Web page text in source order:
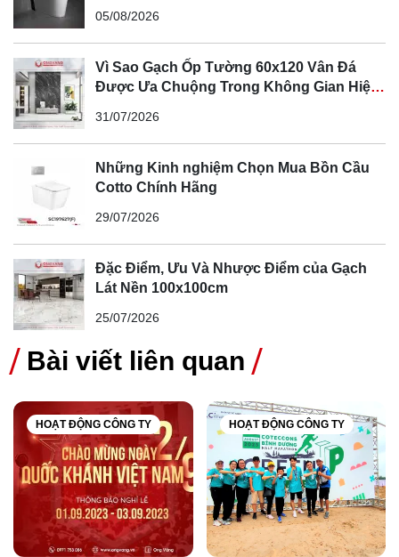
Ông bà, cha mẹ đã từng được tham gia là như thế nào,
thông qua các video về Tết Trung Thu ngày xưa, về cách
các trẻ em xưa đã tự làm lồng đèn giấy từ vỏ thân cây tre
Những video về tác hại của rác thải chưa được phân loại
đã bị thải bừa bãi ra ngoài môi trường sống, đã trực tiếp
ảnh hưởng đến các loài sinh vật sống xung quanh và ảnh
hưởng đến cả con người . Và để bảo vệ hành tinh xanh
này, các bé hoàn toàn có thể giúp sức bằng cách học tập
05/08/2026
Vì Sao Gạch Ốp Tường 60x120 Vân Đá
Được Ưa Chuộng Trong Không Gian Hiện
31/07/2026
Những Kinh nghiệm Chọn Mua Bồn Cầu
Cotto Chính Hãng
29/07/2026
Đặc Điểm, Ưu Và Nhược Điểm của Gạch
Lát Nền 100x100cm
25/07/2026
Bài viết liên quan
HOẠT ĐỘNG CÔNG TY HOẠT ĐỘNG CÔNG TY